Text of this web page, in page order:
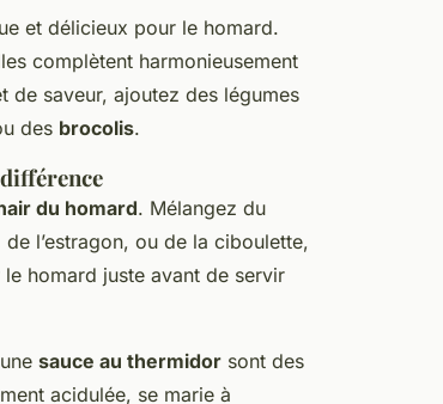
et délicieux pour le homard.
complètent harmonieusement
de saveur, ajoutez des légumes
des brocolis.
du homard. Mélangez du
l’estragon, ou de la ciboulette,
homard juste avant de servir
sauce au thermidor sont des
acidulée, se marie à